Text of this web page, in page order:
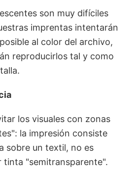
son muy difíciles
imprentas intentarán
al color del archivo,
reproducirlos tal y como
los visuales con zonas
la impresión consiste
sobre un textil, no es
tinta "semitransparente".